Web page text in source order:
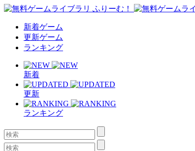
新着ゲーム
更新ゲーム
ランキング
新着
更新
ランキング